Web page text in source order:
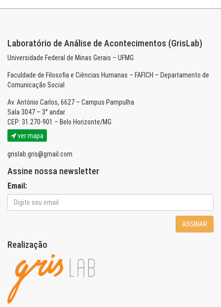
Laboratório de Análise de Acontecimentos (GrisLab)
Universidade Federal de Minas Gerais – UFMG
Faculdade de Filosofia e Ciências Humanas – FAFICH – Departamento de
Comunicação Social
Av. Antônio Carlos, 6627 – Campus Pampulha
Sala 3047 – 3° andar
CEP: 31.270-901 – Belo Horizonte/MG
ver mapa
grislab.gris@gmail.com
Assine nossa newsletter
Email:
ASSINAR
Realização